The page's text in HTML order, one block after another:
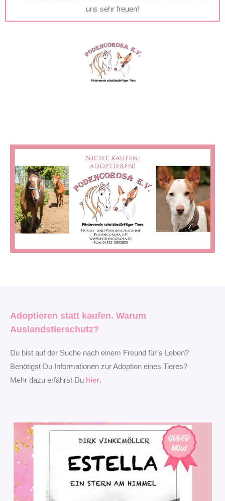
uns sehr freuen!
Adoptieren statt kaufen. Warum
Auslandstierschutz?
Du bist auf der Suche nach einem Freund für’s Leben?
Benötigst Du Informationen zur Adoption eines Tieres?
Mehr dazu erfährst Du hier.